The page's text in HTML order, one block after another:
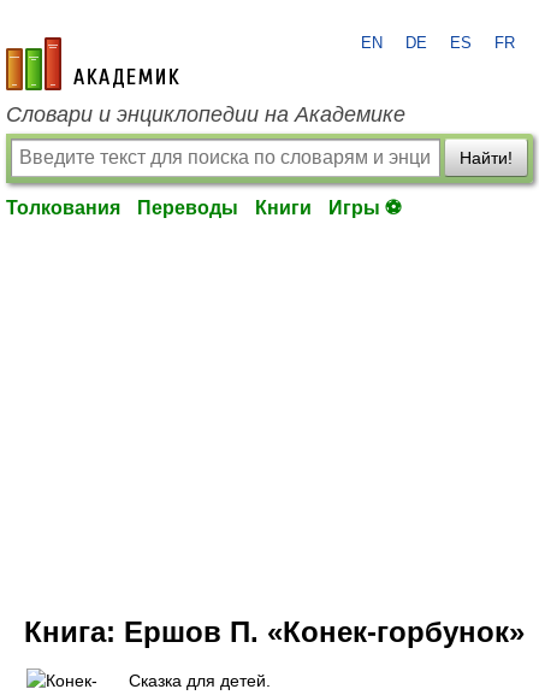
academic.ru
EN DE ES FR
Словари и энциклопедии на Академике
Найти!
Толкования Переводы Книги Игры ⚽
Книга: Ершов П. «Конек-горбунок»
Сказка для детей.